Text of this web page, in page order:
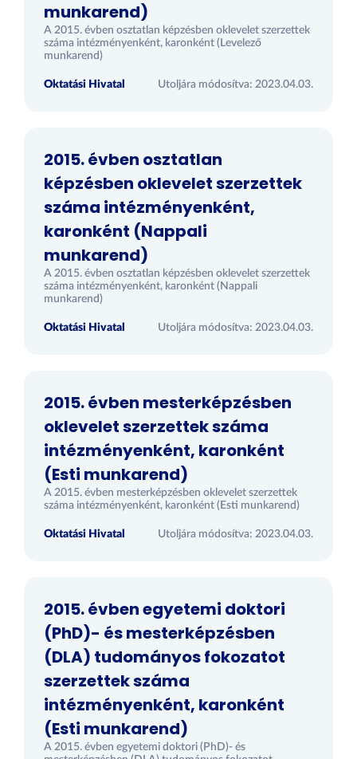
munkarend)
A 2015. évben osztatlan képzésben oklevelet szerzettek
száma intézményenként, karonként (Levelező
munkarend)
Oktatási Hivatal Utoljára módosítva: 2023.04.03.
2015. évben osztatlan
képzésben oklevelet szerzettek
száma intézményenként,
karonként (Nappali
munkarend)
A 2015. évben osztatlan képzésben oklevelet szerzettek
száma intézményenként, karonként (Nappali
munkarend)
Oktatási Hivatal Utoljára módosítva: 2023.04.03.
2015. évben mesterképzésben
oklevelet szerzettek száma
intézményenként, karonként
(Esti munkarend)
A 2015. évben mesterképzésben oklevelet szerzettek
száma intézményenként, karonként (Esti munkarend)
Oktatási Hivatal Utoljára módosítva: 2023.04.03.
2015. évben egyetemi doktori
(PhD)- és mesterképzésben
(DLA) tudományos fokozatot
szerzettek száma
intézményenként, karonként
(Esti munkarend)
A 2015. évben egyetemi doktori (PhD)- és